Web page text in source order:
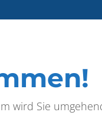
wird Sie